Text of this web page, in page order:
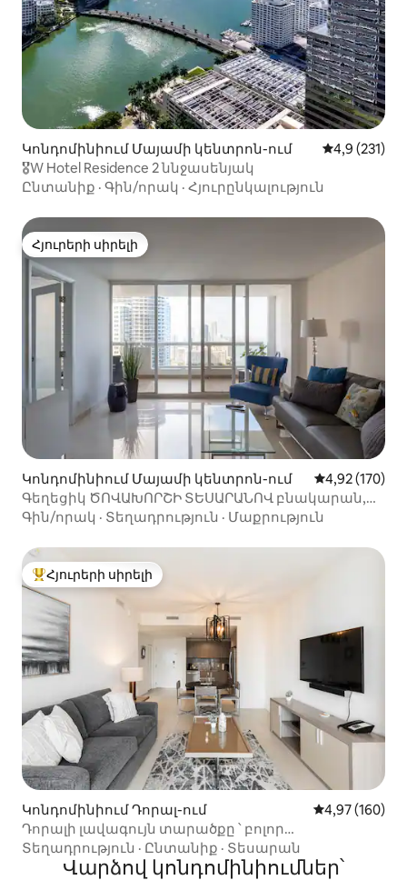
Կոնդոմինիում Մայամի կենտրոն-ում Միջին
4,9 (231)
🎖W Hotel Residence 2 ննջասենյակ
Ընտանիք · Գին/որակ · Հյուրընկալություն
Հյուրերի սիրելի
Հյուրերի սիրելի
Կոնդոմինիում Մայամի կենտրոն-ում Միջին
4,92 (170)
Գեղեցիկ ԾՈՎԱԽՈՐՇԻ ՏԵՍԱՐԱՆՈՎ բնակարան,
2/2br 1100sqf
Գին/որակ · Տեղադրություն · Մաքրություն
Հյուրերի սիրելի լավագույն տները
Հյուրերի սիրելի
Կոնդոմինիում Դորալ-ում Միջին
4,97 (160)
Դորալի լավագույն տարածքը ՝ բոլոր
ծառայություններով:
Տեղադրություն · Ընտանիք · Տեսարան
Վարձով կոնդոմինիումներ՝